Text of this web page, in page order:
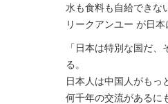
水も食料も自給できな
リークアンユー が日
「日本は特別な国だ
る。
日本人は中国人がもっ
何千年の交流があるに